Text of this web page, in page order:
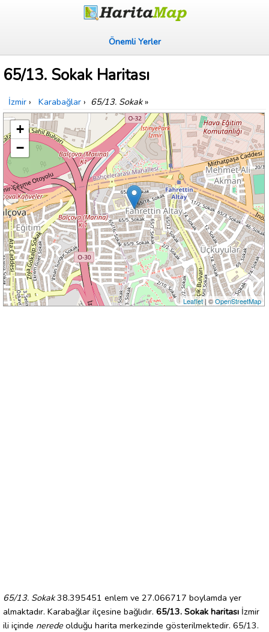
Önemli Yerler
65/13. Sokak Haritası
İzmir › Karabağlar › 65/13. Sokak»
+
−
Leaflet| ©OpenStreetMap
65/13. Sokak38.395451 enlem ve 27.066717 boylamda yer
almaktadır. Karabağlar ilçesine bağlıdır. 65/13. Sokak haritası İzmir
ili içinde nerede olduğu harita merkezinde gösterilmektedir. 65/13.